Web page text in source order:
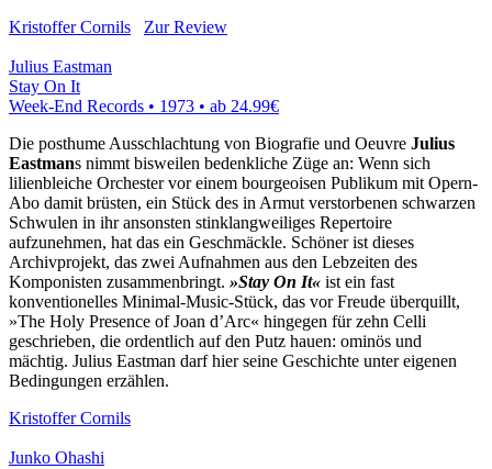
Kristoffer Cornils
Zur Review
Julius Eastman
Stay On It
Week-End Records • 1973 • ab 24.99€
Die posthume Ausschlachtung von Biografie und Oeuvre Julius
Eastmans nimmt bisweilen bedenkliche Züge an: Wenn sich
lilienbleiche Orchester vor einem bourgeoisen Publikum mit Opern-
Abo damit brüsten, ein Stück des in Armut verstorbenen schwarzen
Schwulen in ihr ansonsten stinklangweiliges Repertoire
aufzunehmen, hat das ein Geschmäckle. Schöner ist dieses
Archivprojekt, das zwei Aufnahmen aus den Lebzeiten des
Komponisten zusammenbringt. »Stay On It« ist ein fast
konventionelles Minimal-Music-Stück, das vor Freude überquillt,
»The Holy Presence of Joan d’Arc« hingegen für zehn Celli
geschrieben, die ordentlich auf den Putz hauen: ominös und
mächtig. Julius Eastman darf hier seine Geschichte unter eigenen
Bedingungen erzählen.
Kristoffer Cornils
Junko Ohashi